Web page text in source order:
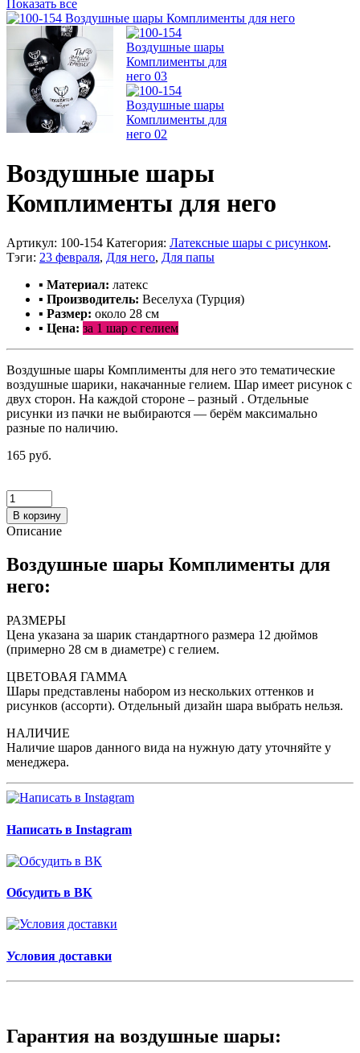
Показать все
Воздушные шары
Комплименты для него
Артикул: 100-154 Категория: Латексные шары с рисунком.
Тэги: 23 февраля, Для него, Для папы
▪ Материал: латекс
▪ Производитель: Bеселуха (Турция)
▪ Размер: около 28 см
▪ Цена: за 1 шар с гелием
Воздушные шары Комплименты для него это тематические
воздушные шарики, накачанные гелием. Шар имеет рисунок с
двух сторон. На каждой стороне – разный . Отдельные
рисунки из пачки не выбираются — берём максимально
разные по наличию.
165 руб.
В корзину
Описание
Воздушные шары Комплименты для
него:
РАЗМЕРЫ
Цена указана за шарик стандартного размера 12 дюймов
(примерно 28 см в диаметре) с гелием.
ЦВЕТОВАЯ ГАММА
Шары представлены набором из нескольких оттенков и
рисунков (ассорти). Отдельный дизайн шара выбрать нельзя.
НАЛИЧИЕ
Наличие шаров данного вида на нужную дату уточняйте у
менеджера.
Написать в Instagram
Обсудить в ВК
Условия доставки
Гарантия на воздушные шары: